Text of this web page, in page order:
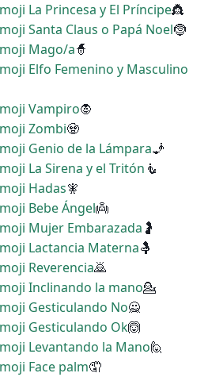
La Princesa y El Príncipe👸
Santa Claus o Papá Noel🤶
Mago/a🧙
Elfo Femenino y Masculino
Vampiro🧛
Zombi🧟
Genio de la Lámpara🧞
La Sirena y el Tritón 🧜
Hadas🧚
Bebe Ángel👼
Mujer Embarazada 🤰
Lactancia Materna🤱
Reverencia🙇
Inclinando la mano💁
Gesticulando No🙅
Gesticulando Ok🙆
Levantando la Mano🙋
Face palm🤦